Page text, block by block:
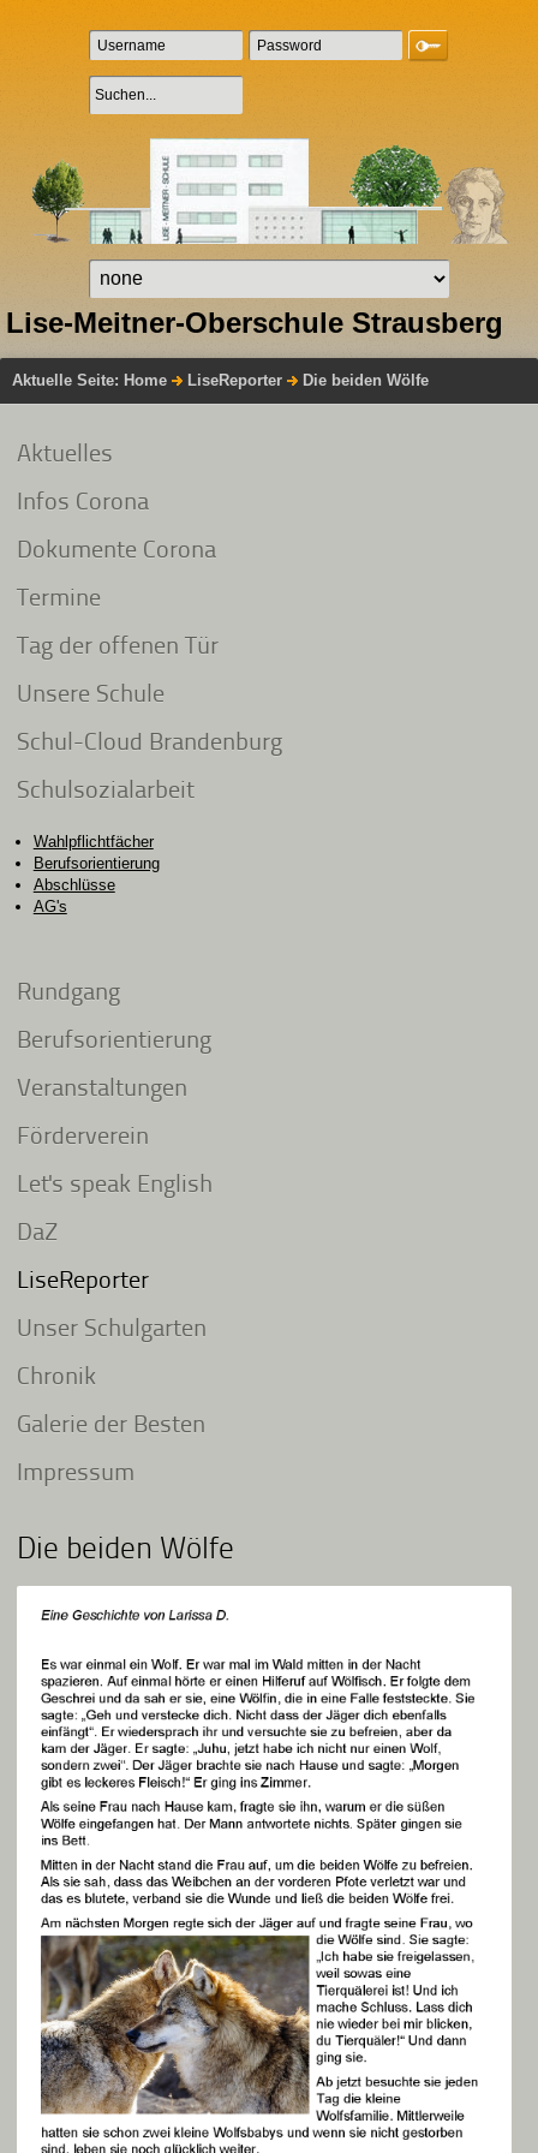
Lise-Meitner-Oberschule Strausberg
Aktuelle Seite: Home LiseReporter Die beiden Wölfe
Aktuelles
Infos Corona
Dokumente Corona
Termine
Tag der offenen Tür
Unsere Schule
Schul-Cloud Brandenburg
Schulsozialarbeit
Wahlpflichtfächer
Berufsorientierung
Abschlüsse
AG's
Rundgang
Berufsorientierung
Veranstaltungen
Förderverein
Let's speak English
DaZ
LiseReporter
Unser Schulgarten
Chronik
Galerie der Besten
Impressum
Die beiden Wölfe